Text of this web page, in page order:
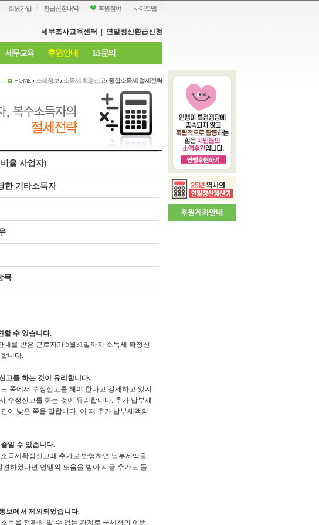
회원가입 환급신청내역 후원참여 사이트맵
세무조사교육센터 연말정산환급신청
세무교육 후원안내 1:1 문의
조세정보 소득세 확정신고 종합소득세 절세전략
율 사업자)
한 기타소득자
목
할 수 있습니다.
를 받은 근로자가 5월31일까지 소득세 확정신
니다.
고를 하는 것이 유리합니다.
쪽에서 수정신고를 해야 한다고 강제하고 있지
수정신고를 하는 것이 유리합니다. 추가 납부세
이 낮은 쪽을 말합니다. 이 때 추가 납부세액의
일 수 있습니다.
득세확정신고때 추가로 반영하면 납부세액을
하였다면 연맹의 도움을 받아 지금 추가로 돌
보에서 제외되었습니다.
득을 정확히 알 수 없는 관계로 국세청의 이번